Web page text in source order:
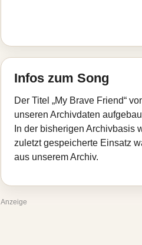
Infos zum Song
Der Titel „My Brave Friend“
unseren Archivdaten
In der bisherigen Archivbasis
zuletzt gespeicherte Einsatz
aus unserem Archiv.
Anzeige